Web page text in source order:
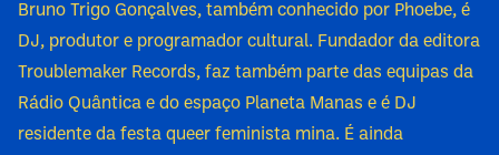
Bruno Trigo Gonçalves, também conhecido por Phoebe, é
DJ, produtor e programador cultural. Fundador da editora
Troublemaker Records, faz também parte das equipas da
Rádio Quântica e do espaço Planeta Manas e é DJ
residente da festa queer feminista mina. É ainda